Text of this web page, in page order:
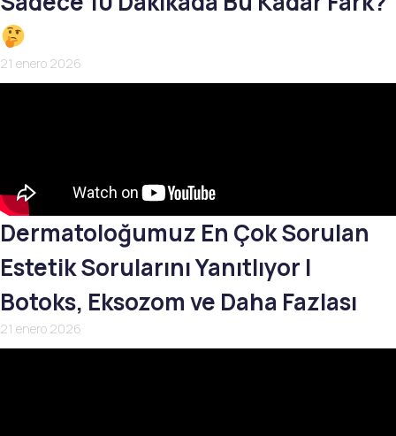
21 enero 2026
Dermatoloğumuz En Çok Sorulan
Estetik Sorularını Yanıtlıyor |
Botoks, Eksozom ve Daha Fazlası
21 enero 2026